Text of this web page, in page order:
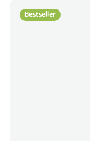
Bestseller